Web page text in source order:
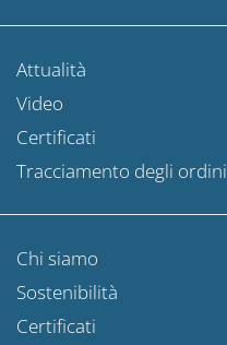
Attualità
Video
Certificati
Tracciamento degli ordini
Chi siamo
Sostenibilità
Certificati